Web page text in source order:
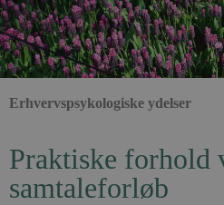
Erhvervspsykologiske ydelser
Praktiske forhold
samtaleforløb